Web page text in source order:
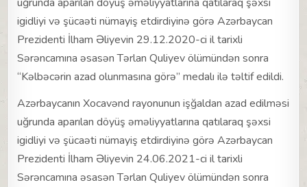
igidliyi və şücaəti nümayiş etdirdiyinə görə Azərbaycan
Prezidenti İlham Əliyevin 29.12.2020-ci il tarixli
Sərəncamına əsasən Tərlan Quliyev ölümündən sonra
“Kəlbəcərin azad olunmasına görə” medalı ilə təltif edildi.
Azərbaycanın Xocavənd rayonunun işğaldan azad edilməsi
uğrunda aparılan döyüş əməliyyatlarına qatılaraq şəxsi
igidliyi və şücaəti nümayiş etdirdiyinə görə Azərbaycan
Prezidenti İlham Əliyevin 24.06.2021-ci il tarixli
Sərəncamına əsasən Tərlan Quliyev ​ölümündən sonra